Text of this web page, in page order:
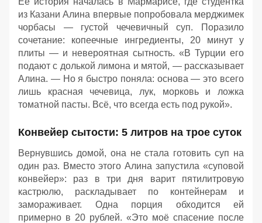
из Казани Алина впервые попробовала мерджимек
чорбасы — густой чечевичный суп. Поразило
сочетание: копеечные ингредиенты, 20 минут у
плиты — и невероятная сытность. «В Турции его
подают с долькой лимона и мятой, — рассказывает
Алина. — Но я быстро поняла: основа — это всего
лишь красная чечевица, лук, морковь и ложка
томатной пасты. Всё, что всегда есть под рукой».
Конвейер сытости: 5 литров на трое суток
Вернувшись домой, она не стала готовить суп на
один раз. Вместо этого Алина запустила «суповой
конвейер»: раз в три дня варит пятилитровую
кастрюлю, раскладывает по контейнерам и
замораживает. Одна порция обходится ей
примерно в 20 рублей. «Это моё спасение после